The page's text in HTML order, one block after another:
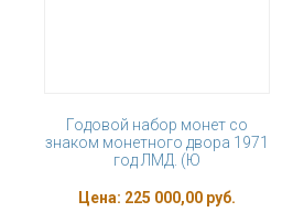
Годовой набор монет со
знаком монетного двора 1971
год ЛМД. (Ю
Цена: 225 000,00 руб.